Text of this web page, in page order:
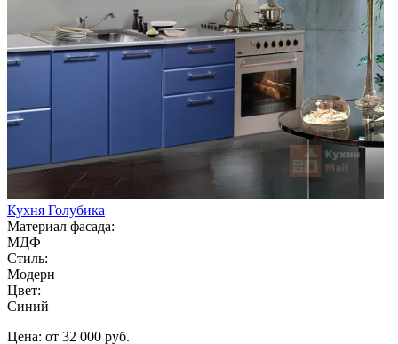
Кухня Голубика
Материал фасада:
МДФ
Стиль:
Модерн
Цвет:
Синий
Цена: от 32 000 руб.